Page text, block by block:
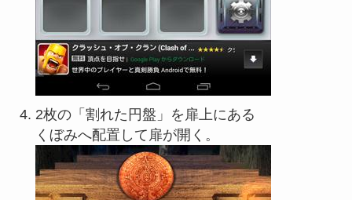
2枚の「割れた円盤」を扉上にある
くぼみへ配置して扉が開く。